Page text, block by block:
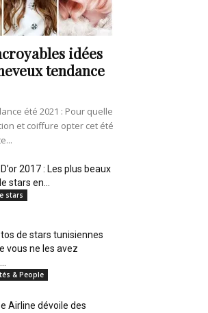
idées
tendance
été 2021 : Pour quelle
et coiffure opter cet été
2017 : Les plus beaux
stars en...
stars
de stars tunisiennes
vous ne les avez
& People
Airline dévoile des